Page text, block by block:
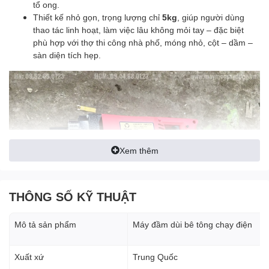
tổ ong.
Thiết kế nhỏ gọn, trọng lượng chỉ 5kg , giúp người dùng
thao tác linh hoạt, làm việc lâu không mỏi tay – đặc biệt
phù hợp với thợ thi công nhà phố, móng nhỏ, cột – dầm –
sàn diện tích hẹp.
Xem thêm
THÔNG SỐ KỸ THUẬT
Mô tả sản phẩm Máy đầm dùi bê tông chạy điện
Xuất xứ Trung Quốc